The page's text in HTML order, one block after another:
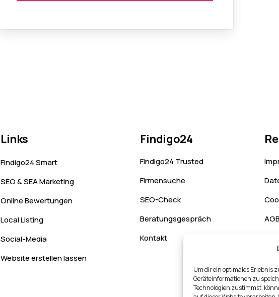
Um dir ein optimales Erlebnis
Geräteinformationen zu
Technologien zustimmst,
Links
Findigo24 Smart
SEO & SEA Marketing
Online Bewertungen
Local Listing
Social-Media
Website erstellen lassen
Findigo24
Findigo24 Trusted
Firmensuche
SEO-Check
Beratungsgespräch
Kontakt
AGB